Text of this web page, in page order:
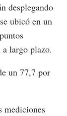
desplegando
ubicó en un
largo plazo.
un 77,7 por
mediciones